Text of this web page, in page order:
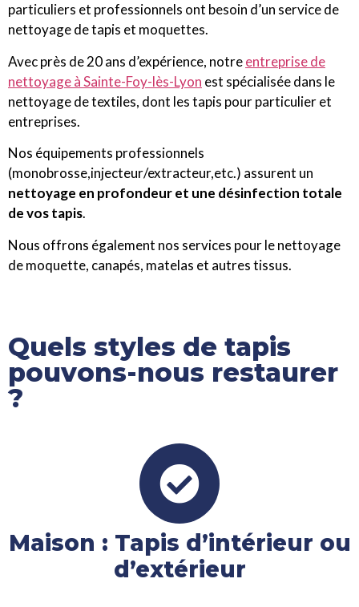
particuliers et professionnels ont besoin d’un service de
nettoyage de tapis et moquettes.
Avec près de 20 ans d’expérience, notreentreprise de
nettoyage à Sainte-Foy-lès-Lyon est spécialisée dans le
nettoyage de textiles, dont les tapis pour particulier et
entreprises.
Nos équipements professionnels
(monobrosse,injecteur/extracteur,etc.) assurent un
nettoyage en profondeur et une désinfection totale
de vos tapis.
Nous offrons également nos services pour le nettoyage
de moquette, canapés, matelas et autres tissus.
Quels styles de tapis
pouvons-nous restaurer
?
Maison : Tapis d’intérieur ou
d’extérieur